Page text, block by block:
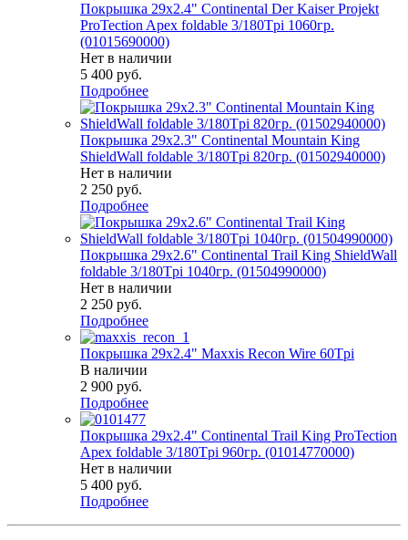
Покрышка 29x2.4" Continental Der Kaiser Projekt
ProTection Apex foldable 3/180Tpi 1060гр.
(01015690000)
Нет в наличии
5 400 руб.
Подробнее
Покрышка 29x2.3" Continental Mountain King
ShieldWall foldable 3/180Tpi 820гр. (01502940000)
Нет в наличии
2 250 руб.
Подробнее
Покрышка 29x2.6" Continental Trail King ShieldWall
foldable 3/180Tpi 1040гр. (01504990000)
Нет в наличии
2 250 руб.
Подробнее
Покрышка 29x2.4" Maxxis Recon Wire 60Tpi
В наличии
2 900 руб.
Подробнее
Покрышка 29x2.4" Continental Trail King ProTection
Apex foldable 3/180Tpi 960гр. (01014770000)
Нет в наличии
5 400 руб.
Подробнее